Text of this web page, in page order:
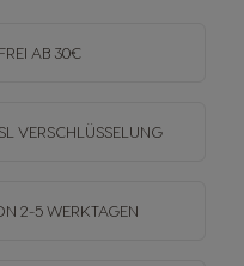
AB 30€
VERSCHLÜSSELUNG
2-5 WERKTAGEN